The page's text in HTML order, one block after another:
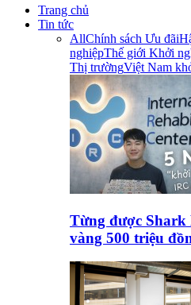
Trang chủ
Tin tức
AllChính sách Ưu đãi
nghiệpThế giới Khởi
Thị trườngViệt Nam
Từng được Shark
vàng 500 triệu